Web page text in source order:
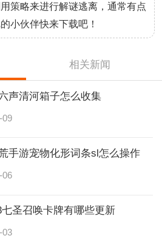
策略来进行解谜逃离，通常有点
小伙伴快来下载吧！
相关新闻
声清河箱子怎么收集
09
手游宠物化形词条sl怎么操作
06
七圣召唤卡牌有哪些更新
03